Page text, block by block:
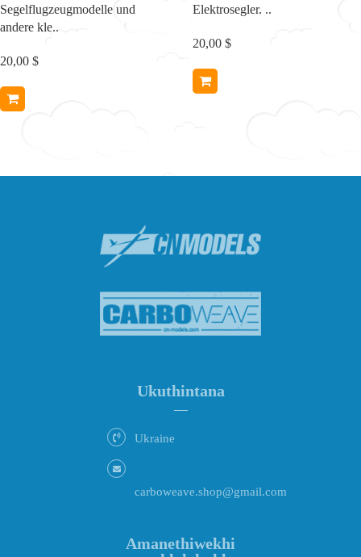
Segelflugzeugmodelle und
andere kle..
20,00 $
Elektrosegler. ..
20,00 $
Ukuthintana
Ukraine
carboweave.shop@gmail.com
Amanethiwekhi